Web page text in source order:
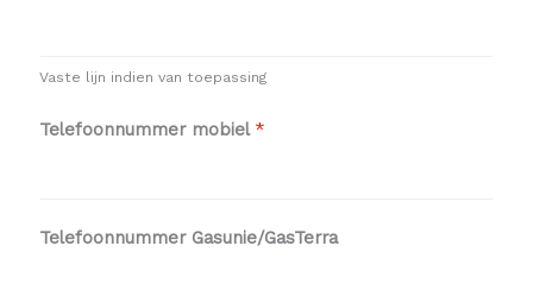
Vaste lijn indien van toepassing
Telefoonnummer mobiel *
Telefoonnummer Gasunie/GasTerra